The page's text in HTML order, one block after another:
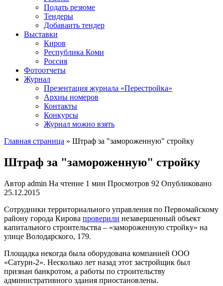
Подать резюме
Тендеры
Добаваить тендер
Выставки
Киров
Республика Коми
Россия
Фотоотчеты
Журнал
Презентация журнала «Перестройка»
Архиы номеров
Контакты
Конкурсы
Журнал можно взять
Главная страница » Штраф за "замороженную" стройку
Штраф за "замороженную" стройку
Автор admin На чтение 1 мин Просмотров 92 Опубликовано
25.12.2015
Сотрудники территориального управления по Первомайскому
району города Кирова проверили незавершенный объект
капитального строительства – «замороженную стройку» на
улице Володарского, 179.
Площадка некогда была оборудована компанией ООО
«Сатурн-2». Несколько лет назад этот застройщик был
признан банкротом, а работы по строительству
административного здания приостановлены.